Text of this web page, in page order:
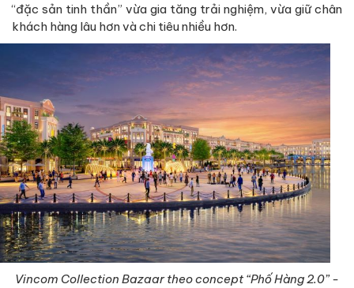
“đặc sản tinh thần” vừa gia tăng trải nghiệm, vừa giữ chân
khách hàng lâu hơn và chi tiêu nhiều hơn.
Vincom Collection Bazaar theo concept “Phố Hàng 2.0” -